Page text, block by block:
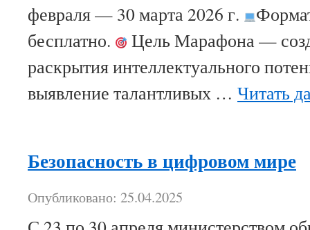
февраля — 30 марта 2026 г.
бесплатно.
Цель Марафона —
раскрытия интеллектуального
выявление талантливых … Читать
Безопасность в цифровом мире
Опубликовано: 25.04.2025